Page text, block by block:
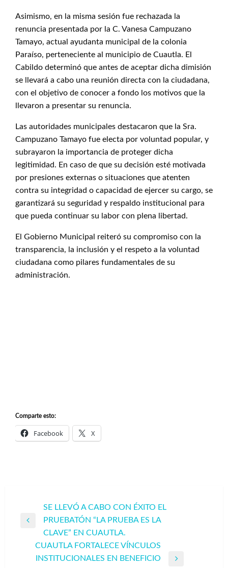
Asimismo, en la misma sesión fue rechazada la
renuncia presentada por la C. Vanesa Campuzano
Tamayo, actual ayudanta municipal de la colonia
Paraíso, perteneciente al municipio de Cuautla. El
Cabildo determinó que antes de aceptar dicha dimisión
se llevará a cabo una reunión directa con la ciudadana,
con el objetivo de conocer a fondo los motivos que la
llevaron a presentar su renuncia.
Las autoridades municipales destacaron que la Sra.
Campuzano Tamayo fue electa por voluntad popular, y
subrayaron la importancia de proteger dicha
legitimidad. En caso de que su decisión esté motivada
por presiones externas o situaciones que atenten
contra su integridad o capacidad de ejercer su cargo, se
garantizará su seguridad y respaldo institucional para
que pueda continuar su labor con plena libertad.
El Gobierno Municipal reiteró su compromiso con la
transparencia, la inclusión y el respeto a la voluntad
ciudadana como pilares fundamentales de su
administración.
Comparte esto:
Facebook X
Navegación
de
entradas
SE LLEVÓ A CABO CON ÉXITO EL
PRUEBATÓN “LA PRUEBA ES LA
CLAVE” EN CUAUTLA.
CUAUTLA FORTALECE VÍNCULOS
INSTITUCIONALES EN BENEFICIO